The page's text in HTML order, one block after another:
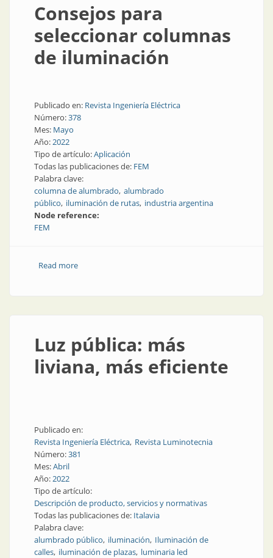
Consejos para
seleccionar columnas
de iluminación
Publicado en: Revista Ingeniería Eléctrica
Número:378
Mes: Mayo
Año:2022
Tipo de artículo:Aplicación
Todas las publicaciones de: FEM
Palabra clave:
columna de alumbrado alumbrado
público iluminación de rutas industria argentina
Node reference:
FEM
Read moreabout Consejos para seleccionar columnas de
Luz pública: más
liviana, más eficiente
Publicado en:
Revista Ingeniería Eléctrica Revista Luminotecnia
Número:381
Mes:Abril
Año:2022
Tipo de artículo:
Descripción de producto, servicios y normativas
Todas las publicaciones de: Italavia
Palabra clave:
alumbrado público iluminación Iluminación de
calles iluminación de plazas luminaria led